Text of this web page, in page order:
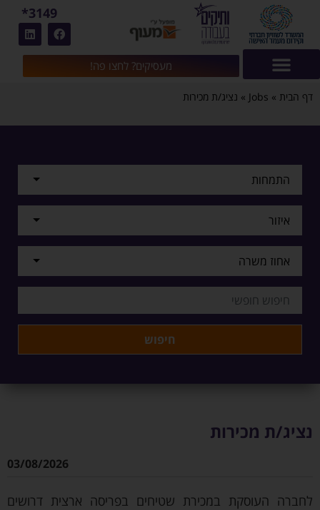
מעסיקים? לחצו פה!
3149*
דף הבית »
Jobs
» נציג/ת מכירות
התמחות
איזור
אחוז משרה
נציג/ת מכירות
03/08/2026
לחברה העוסקת במכירת שטיחים בפריסה ארצית דרושים